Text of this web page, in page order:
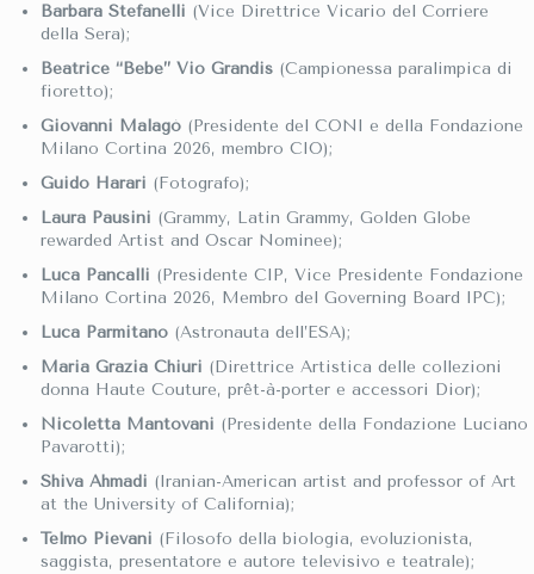
Barbara Stefanelli (Vice Direttrice Vicario del Corriere
della Sera);
Beatrice “Bebe” Vio Grandis (Campionessa paralimpica di
fioretto);
Giovanni Malagò (Presidente del CONI e della Fondazione
Milano Cortina 2026, membro CIO);
Guido Harari (Fotografo);
Laura Pausini (Grammy, Latin Grammy, Golden Globe
rewarded Artist and Oscar Nominee);
Luca Pancalli (Presidente CIP, Vice Presidente Fondazione
Milano Cortina 2026, Membro del Governing Board IPC);
Luca Parmitano (Astronauta dell’ESA);
Maria Grazia Chiuri (Direttrice Artistica delle collezioni
donna Haute Couture, prêt-à-porter e accessori Dior);
Nicoletta Mantovani (Presidente della Fondazione Luciano
Pavarotti);
Shiva Ahmadi (Iranian-American artist and professor of Art
at the University of California);
Telmo Pievani (Filosofo della biologia, evoluzionista,
saggista, presentatore e autore televisivo e teatrale);